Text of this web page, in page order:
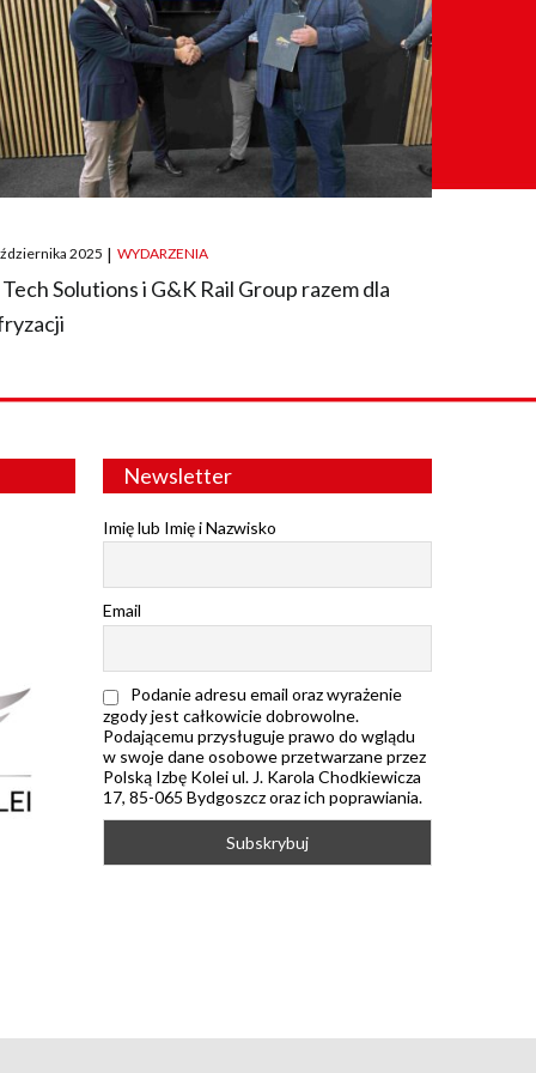
2025 | WYDARZENIA
Tech Solutions i G&K Rail Group razem dla
Newsletter
Imię lub Imię i Nazwisko
Email
Podanie adresu email oraz wyrażenie
zgody jest całkowicie dobrowolne.
Podającemu przysługuje prawo do wglądu
w swoje dane osobowe przetwarzane przez
Polską Izbę Kolei ul. J. Karola Chodkiewicza
17, 85-065 Bydgoszcz oraz ich poprawiania.